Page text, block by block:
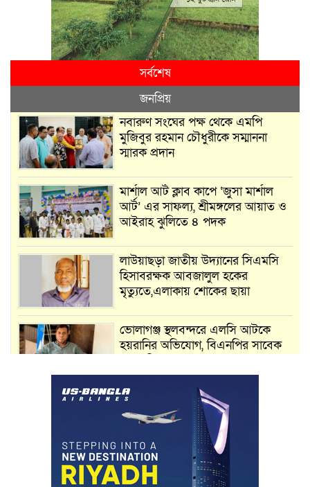
সর্বশেষ
জনপ্রিয়
নবারুণ সংঘের পক্ষ থেকে এমপি
মুজিবুর রহমান চৌধুরীকে সম্মাননা
স্মারক প্রদান
মার্শাল আর্ট ক্লাব কাপে ‘জুসা মার্শাল
আর্ট’ এর সাফল্য, শ্রীমঙ্গলের আয়াত ও
আইরাহ ঝুলিতে ৪ পদক
লাউয়াছড়া জাতীয় উদ্যানের সিএমসি
হিসাবরক্ষক আবজালুল হকের
মৃত্যুতে,এলাকায় শোকের ছায়া
ভোলাগঞ্জ স্থলবন্দরে এলসি আটকে
হয়রানির অভিযোগ, বিএনপির সাবেক
কমলগঞ্জে ডোবা থেকে অজ্ঞাত ব্যক্তির
গলিত মরদেহ উদ্ধার
লন্ডনে আদমপুর ইউনাইটেড কলেজ